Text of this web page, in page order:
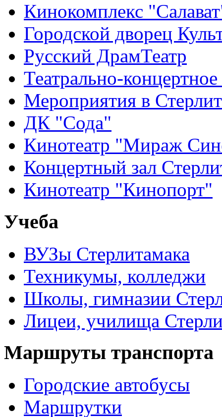
Кинокомплекс
Городской дворец
Русский ДрамТеатр
Театрально-
Мероприятия в
ДК "Сода"
Кинотеатр "Мираж
Концертный зал
Кинотеатр "Кинопорт"
Учеба
ВУЗы Стерлитамака
Техникумы, колледжи
Школы, гимназии
Лицеи, училища
Маршруты транспорта
Городские автобусы
Маршрутки